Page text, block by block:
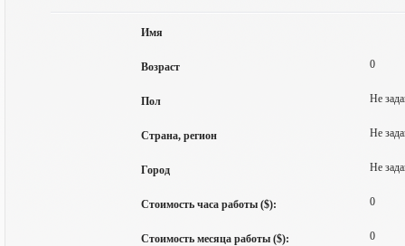
Имя
Возраст 0
Пол Не
Страна, регион Не
Город Не
Стоимость часа работы ($): 0
Стоимость месяца работы ($): 0